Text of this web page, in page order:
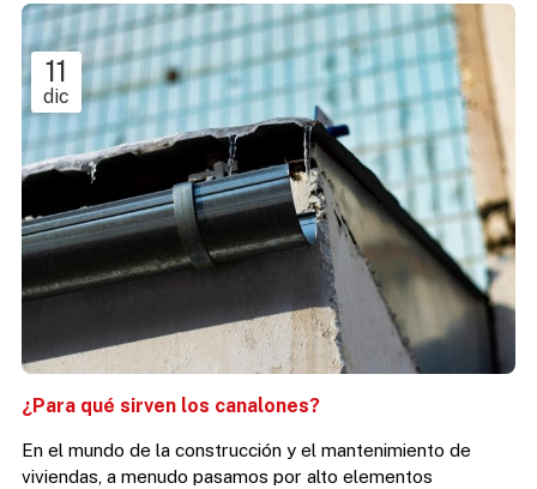
importante: no hay mater...
11
dic
¿Para qué sirven los canalones?
En el mundo de la construcción y el mantenimiento de
viviendas, a menudo pasamos por alto elementos